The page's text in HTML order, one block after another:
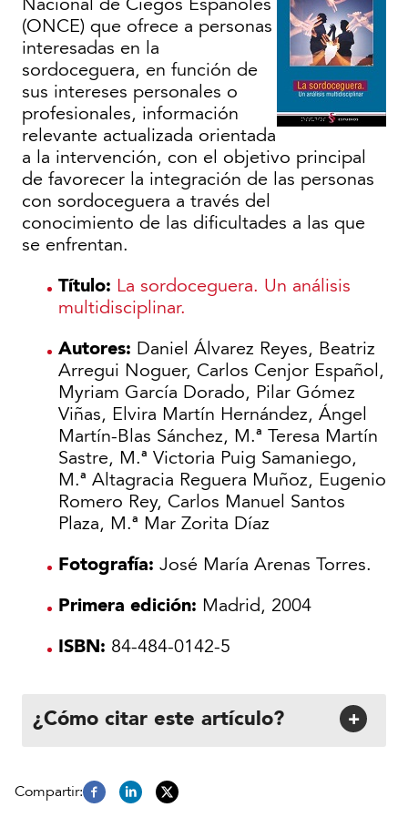
Nacional de Ciegos Españoles
(ONCE) que ofrece a personas
interesadas en la
sordoceguera, en función de
sus intereses personales o
profesionales, información
relevante actualizada orientada
a la intervención, con el objetivo principal
de favorecer la integración de las personas
con sordoceguera a través del
conocimiento de las dificultades a las que
se enfrentan.
Título: La sordoceguera. Un análisis
multidisciplinar.
Autores: Daniel Álvarez Reyes, Beatriz
Arregui Noguer, Carlos Cenjor Español,
Myriam García Dorado, Pilar Gómez
Viñas, Elvira Martín Hernández, Ángel
Martín-Blas Sánchez, M.ª Teresa Martín
Sastre, M.ª Victoria Puig Samaniego,
M.ª Altagracia Reguera Muñoz, Eugenio
Romero Rey, Carlos Manuel Santos
Plaza, M.ª Mar Zorita Díaz
Fotografía: José María Arenas Torres.
Primera edición: Madrid, 2004
ISBN: 84-484-0142-5
¿Cómo citar este artículo? +